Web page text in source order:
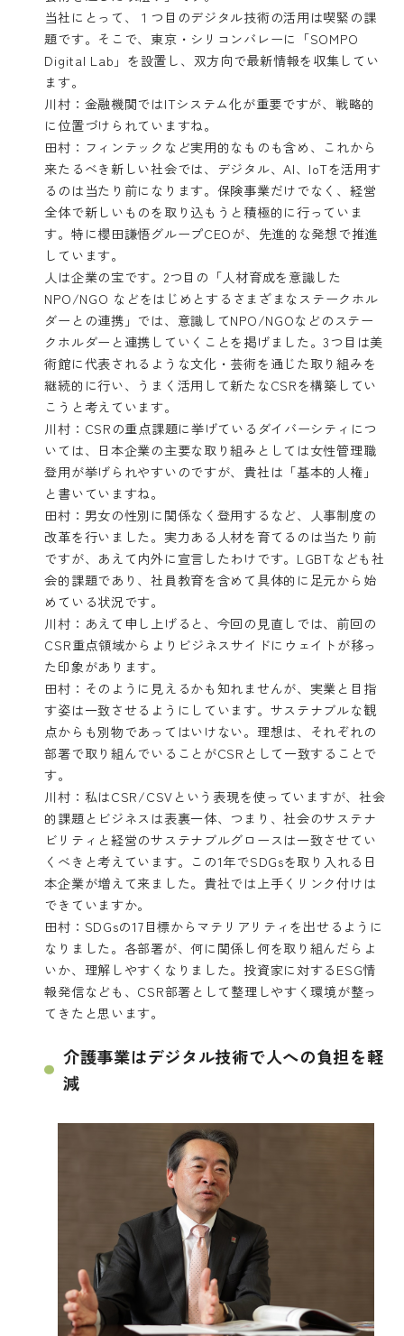
当社にとって、１つ目のデジタル技術の活用は喫緊の課
題です。そこで、東京・シリコンバレーに「SOMPO
Digital Lab」を設置し、双方向で最新情報を収集してい
ます。
川村：金融機関ではITシステム化が重要ですが、戦略的
に位置づけられていますね。
田村：フィンテックなど実用的なものも含め、これから
来たるべき新しい社会では、デジタル、AI、IoTを活用す
るのは当たり前になります。保険事業だけでなく、経営
全体で新しいものを取り込もうと積極的に行っていま
す。特に櫻田謙悟グループCEOが、先進的な発想で推進
しています。
人は企業の宝です。2つ目の「人材育成を意識した
NPO/NGO などをはじめとするさまざまなステークホル
ダーとの連携」では、意識してNPO/NGOなどのステー
クホルダーと連携していくことを掲げました。3つ目は美
術館に代表されるような文化・芸術を通じた取り組みを
継続的に行い、うまく活用して新たなCSRを構築してい
こうと考えています。
川村：CSRの重点課題に挙げているダイバーシティにつ
いては、日本企業の主要な取り組みとしては女性管理職
登用が挙げられやすいのですが、貴社は「基本的人権」
と書いていますね。
田村：男女の性別に関係なく登用するなど、人事制度の
改革を行いました。実力ある人材を育てるのは当たり前
ですが、あえて内外に宣言したわけです。LGBTなども社
会的課題であり、社員教育を含めて具体的に足元から始
めている状況です。
川村：あえて申し上げると、今回の見直しでは、前回の
CSR重点領域からよりビジネスサイドにウェイトが移っ
た印象があります。
田村：そのように見えるかも知れませんが、実業と目指
す姿は一致させるようにしています。サステナブルな観
点からも別物であってはいけない。理想は、それぞれの
部署で取り組んでいることがCSRとして一致することで
す。
川村：私はCSR/CSVという表現を使っていますが、社会
的課題とビジネスは表裏一体、つまり、社会のサステナ
ビリティと経営のサステナブルグロースは一致させてい
くべきと考えています。この1年でSDGsを取り入れる日
本企業が増えて来ました。貴社では上手くリンク付けは
できていますか。
田村：SDGsの17目標からマテリアリティを出せるように
なりました。各部署が、何に関係し何を取り組んだらよ
いか、理解しやすくなりました。投資家に対するESG情
報発信なども、CSR部署として整理しやすく環境が整っ
てきたと思います。
介護事業はデジタル技術で人への負担を軽
減